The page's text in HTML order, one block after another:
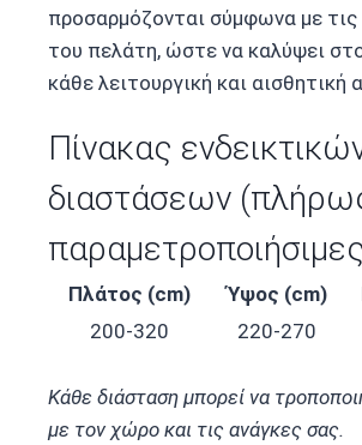
προσαρμόζονται σύμφωνα με τις
του πελάτη, ώστε να καλύψει
κάθε λειτουργική και αισθητική
Πίνακας
διαστάσεων
Πλάτος (cm) Ύψος (cm)
200-320
220-270
Κάθε διάσταση μπορεί να
με τον χώρο και τις ανάγκες σας.